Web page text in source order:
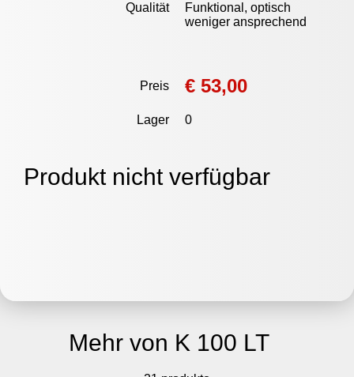
Qualität
Funktional, optisch
weniger ansprechend
Preis € 53,00
Lager 0
Produkt nicht verfügbar
Mehr von K 100 LT